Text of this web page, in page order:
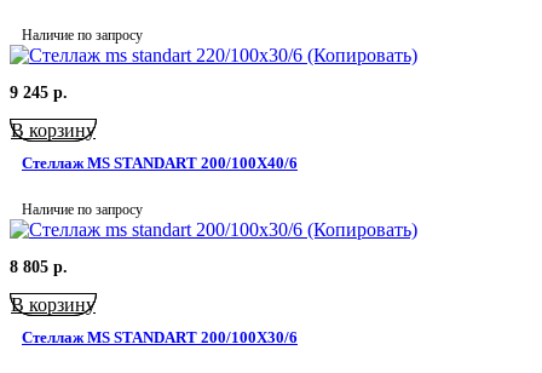
Наличие по запросу
9 245 р.
В корзину
Стеллаж MS STANDART 200/100X40/6
Наличие по запросу
8 805 р.
В корзину
Стеллаж MS STANDART 200/100X30/6